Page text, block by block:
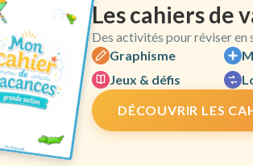
Les cahiers de
Des activités pour réviser en
Graphisme
Jeux & défis
DÉCOUVRIR LES